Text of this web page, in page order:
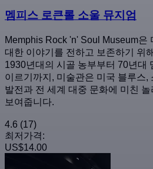
멤피스 로큰롤 소울 뮤지엄
Memphis Rock 'n' Soul Museum은
대한 이야기를 전하고 보존하기 위
1930년대의 시골 농부부터 70년대
이르기까지, 미술관은 미국 블루스,
발전과 전 세계 대중 문화에 미친
보여줍니다.
4.6 (17)
최저가격:
US$14.00